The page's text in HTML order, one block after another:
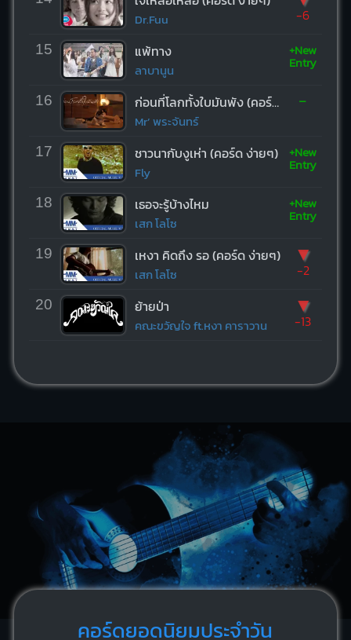
Dr.Fuu -6
15 แพ้ทาง
ลาบานูน
+New
Entry
16 ก่อนที่โลกทั้งใบมันพัง (คอร์ด ง่ายๆ)
Mr’ พระจันทร์
-
17 ชาวนากับงูเห่า (คอร์ด ง่ายๆ)
Fly
+New
Entry
18 เธอจะรู้บ้างไหม
เสก โลโซ
+New
Entry
19 เหงา คิดถึง รอ (คอร์ด ง่ายๆ)
เสก โลโซ
▼
-2
20 ย้ายป่า
คณะขวัญใจ ft.หงา คาราวาน
▼
-13
คอร์ดยอดนิยมประจำวัน